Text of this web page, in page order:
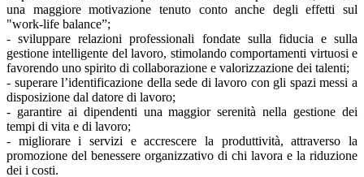
una maggiore motivazione tenuto conto anche degli effetti sul
"work-life balance”;
- sviluppare relazioni professionali fondate sulla fiducia e sulla
gestione intelligente del lavoro, stimolando comportamenti virtuosi e
favorendo uno spirito di collaborazione e valorizzazione dei talenti;
- superare l’identificazione della sede di lavoro con gli spazi messi a
disposizione dal datore di lavoro;
- garantire ai dipendenti una maggior serenità nella gestione dei
tempi di vita e di lavoro;
- migliorare i servizi e accrescere la produttività, attraverso la
promozione del benessere organizzativo di chi lavora e la riduzione
dei i costi.